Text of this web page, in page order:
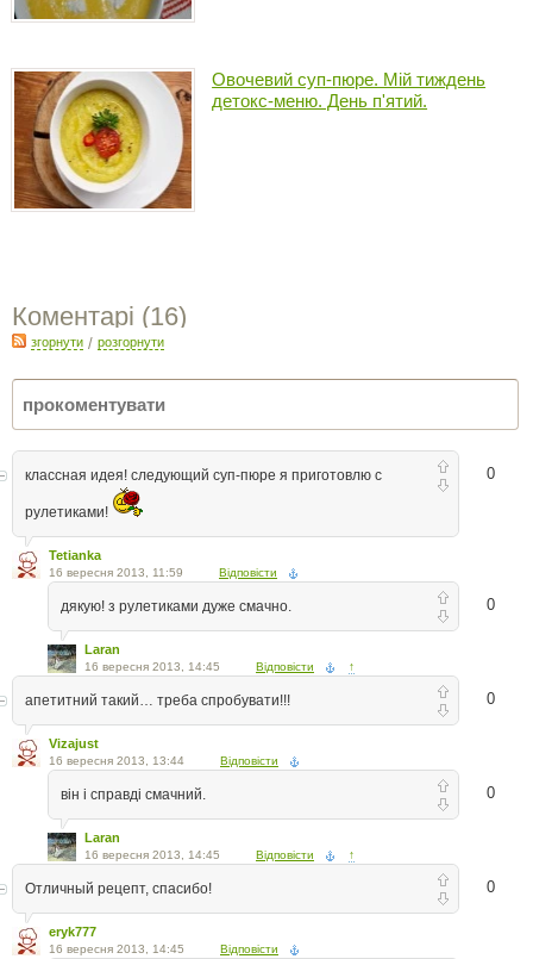
Овочевий суп-пюре. Мій тиждень
детокс-меню. День п'ятий.
Коментарі (16)
згорнути / розгорнути
0
классная идея! следующий суп-пюре я приготовлю с
рулетиками!
Tetianka
16 вересня 2013, 11:59 Відповісти
0
дякую! з рулетиками дуже смачно.
Laran
16 вересня 2013, 14:45 Відповісти ↑
0
апетитний такий… треба спробувати!!!
Vizajust
16 вересня 2013, 13:44 Відповісти
0
він і справді смачний.
Laran
16 вересня 2013, 14:45 Відповісти ↑
0
Отличный рецепт, спасибо!
eryk777
16 вересня 2013, 14:45 Відповісти